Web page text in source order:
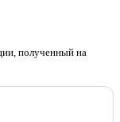
полученный на